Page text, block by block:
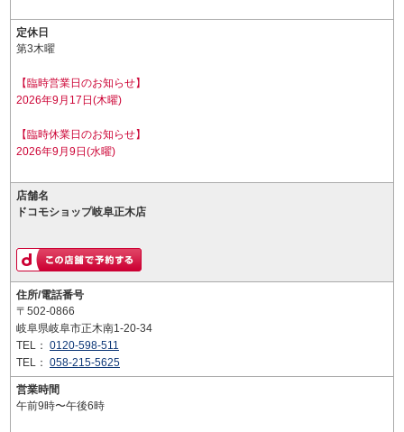
定休日
第3木曜
【臨時営業日のお知らせ】
2026年9月17日(木曜)
【臨時休業日のお知らせ】
2026年9月9日(水曜)
店舗名
ドコモショップ岐阜正木店
住所/電話番号
〒502-0866
岐阜県岐阜市正木南1-20-34
TEL： 0120-598-511
TEL： 058-215-5625
営業時間
午前9時〜午後6時